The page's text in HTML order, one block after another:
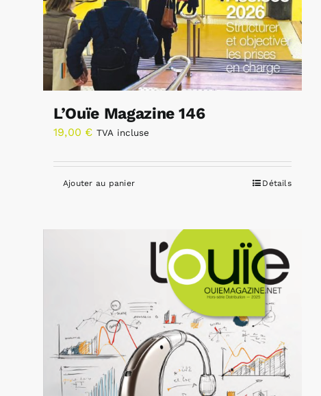
L’Ouïe Magazine 146
19,00 € TVA incluse
Ajouter au panier Détails